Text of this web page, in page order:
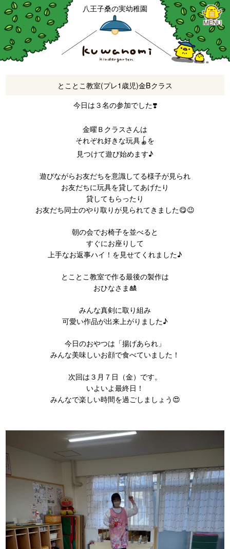
八王子桑の実幼稚園
とことこ教室(プレ1歳児)金Bクラス
今日は３名の参加でした❣️
金曜Ｂクラスさんは
それぞれ好きな玩具🪀を
見つけて遊び始めます♪
遊びながらお友だちを意識してる様子が見られ
お友だちに玩具を貸してあげたり
貸してもらったり
お友だち同士のやり取りが見られてきました😋😉
朝の会でお椅子を並べると
すぐにお座りして
上手なお返事ハイ！を見せてくれました♪
とことこ教室で作る最後の製作は
おひなさま🎎
みんな真剣に取り組み
可愛い作品が出来上がりました♪
今日のおやつは「揚げあられ」
みんな美味しいお顔で食べていました！
次回は３月７日（金）です。
いよいよ最終日！
みんなで楽しい時間を過ごしましょう😍